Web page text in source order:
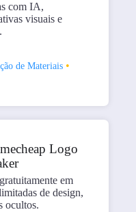
com IA,
visuais e
de Materiais •
Logo
em
de design,
ocultos.